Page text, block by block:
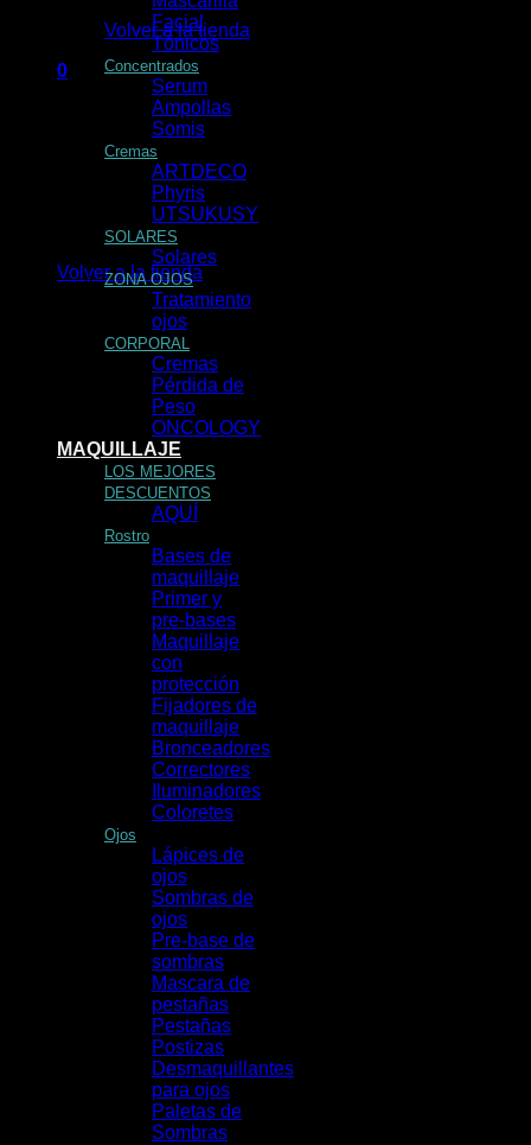
Volver a la tienda
0
No hay productos en el carrito.
Volver a la tienda
Facial
Tónicos
Concentrados
Serum
Ampollas
Somis
Cremas
ARTDECO
Phyris
UTSUKUSY
SOLARES
Solares
ZONA OJOS
Tratamiento
ojos
CORPORAL
Cremas
Pérdida de
Peso
ONCOLOGY
MAQUILLAJE
LOS MEJORES
DESCUENTOS
AQUÍ
Rostro
Bases de
maquillaje
Primer y
pre-bases
Maquillaje
con
protección
Fijadores de
maquillaje
Bronceadores
Correctores
Iluminadores
Coloretes
Ojos
Lápices de
ojos
Sombras de
ojos
Pre-base de
sombras
Mascara de
pestañas
Pestañas
Postizas
Desmaquillantes
para ojos
Paletas de
Sombras